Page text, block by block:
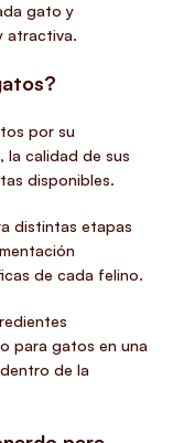
gato y
atractiva.
por su
la calidad de sus
disponibles.
distintas etapas
de cada felino.
para gatos en una
de la